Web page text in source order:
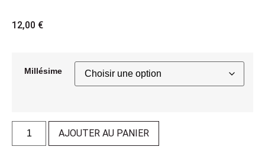
12,00 €
Millésime
AJOUTER AU PANIER